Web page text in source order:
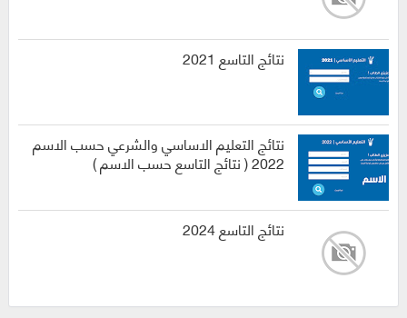
نتائج التاسع 2021
نتائج التعليم الاساسي والشرعي حسب الاسم
2022 ( نتائج التاسع حسب الاسم )
نتائج التاسع 2024